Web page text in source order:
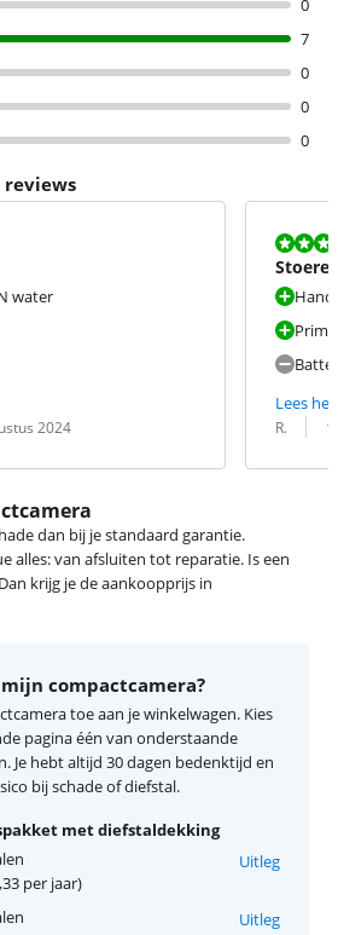
0
7
0
0
0
reviews
water
2024
Stoere
Lees
R.
Datum:
dan bij je standaard garantie.
alles: van afsluiten tot reparatie. Is een
krijg je de aankoopprijs in
compactcamera?
toe aan je winkelwagen. Kies
pagina één van onderstaande
Je hebt altijd 30 dagen bedenktijd en
bij schade of diefstal.
met diefstaldekking
per jaar)
Uitleg
Uitleg